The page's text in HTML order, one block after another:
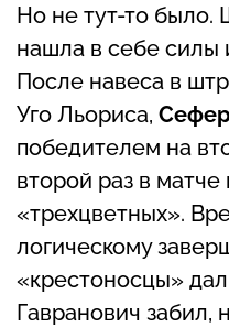
Но не тут-то было.
нашла в себе силы
После навеса в
Уго Льориса,
победителем на
второй раз в
«трехцветных».
логическому
«крестоносцы»
Гавранович забил,